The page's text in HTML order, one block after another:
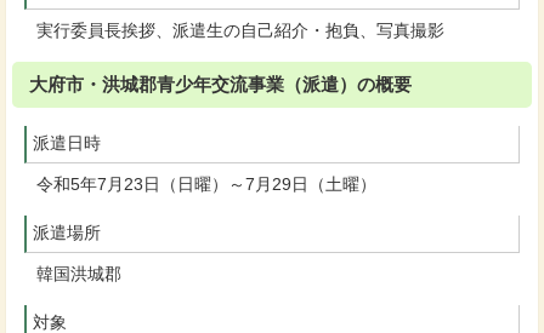
実行委員長挨拶、派遣生の自己紹介・抱負、写真撮影
大府市・洪城郡青少年交流事業（派遣）の概要
派遣日時
令和5年7月23日（日曜）～7月29日（土曜）
派遣場所
韓国洪城郡
対象